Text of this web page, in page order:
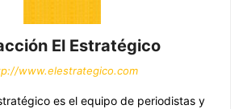
El Estratégico
www.elestrategico.com
es el equipo de periodistas y